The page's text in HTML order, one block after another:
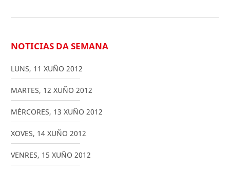
NOTICIAS DA SEMANA
LUNS, 11 XUÑO 2012
MARTES, 12 XUÑO 2012
MÉRCORES, 13 XUÑO 2012
XOVES, 14 XUÑO 2012
VENRES, 15 XUÑO 2012